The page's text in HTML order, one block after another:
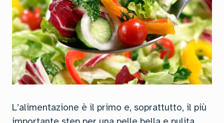
L’alimentazione è il primo e, soprattutto, il più